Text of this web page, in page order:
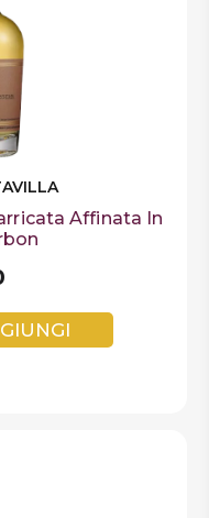
Affinata In